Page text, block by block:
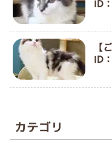
ID
【
ID
カテゴリ